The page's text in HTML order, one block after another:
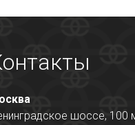
шоссе, 100